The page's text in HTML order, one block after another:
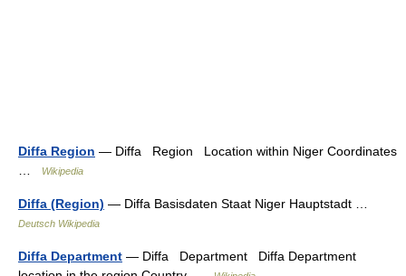
Diffa Region — Diffa Region Location within Niger Coordinates
Wikipedia
Diffa (Region) — Diffa Basisdaten Staat Niger Hauptstadt …
Deutsch Wikipedia
Diffa Department — Diffa Department Diffa Department